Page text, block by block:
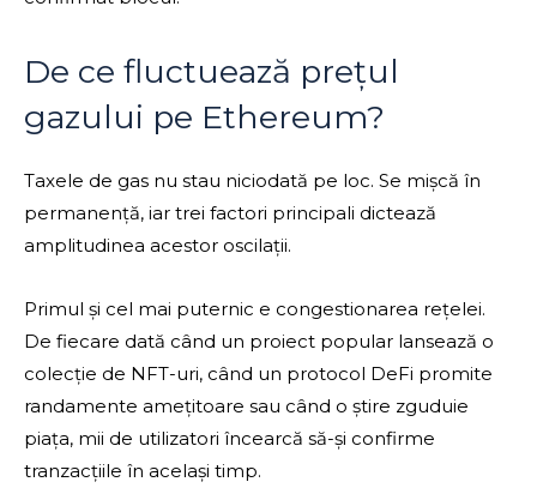
De ce fluctuează prețul
gazului pe Ethereum?
Taxele de gas nu stau niciodată pe loc. Se mișcă în
permanență, iar trei factori principali dictează
amplitudinea acestor oscilații.
Primul și cel mai puternic e congestionarea rețelei.
De fiecare dată când un proiect popular lansează o
colecție de NFT-uri, când un protocol DeFi promite
randamente amețitoare sau când o știre zguduie
piața, mii de utilizatori încearcă să-și confirme
tranzacțiile în același timp.